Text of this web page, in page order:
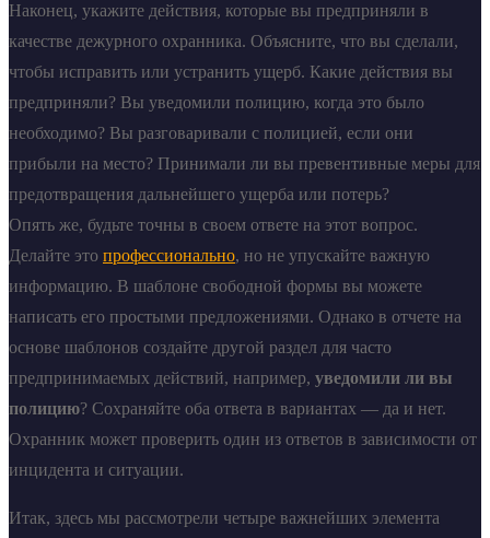
Наконец, укажите действия, которые вы предприняли в
качестве дежурного охранника. Объясните, что вы сделали,
чтобы исправить или устранить ущерб. Какие действия вы
предприняли? Вы уведомили полицию, когда это было
необходимо? Вы разговаривали с полицией, если они
прибыли на место? Принимали ли вы превентивные меры для
предотвращения дальнейшего ущерба или потерь?
Опять же, будьте точны в своем ответе на этот вопрос.
Делайте это профессионально, но не упускайте важную
информацию. В шаблоне свободной формы вы можете
написать его простыми предложениями. Однако в отчете на
основе шаблонов создайте другой раздел для часто
предпринимаемых действий, например, уведомили ли вы
полицию? Сохраняйте оба ответа в вариантах — да и нет.
Охранник может проверить один из ответов в зависимости от
инцидента и ситуации.
Итак, здесь мы рассмотрели четыре важнейших элемента